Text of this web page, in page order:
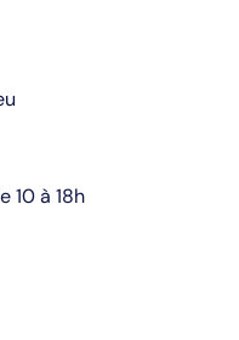
10 à 18h